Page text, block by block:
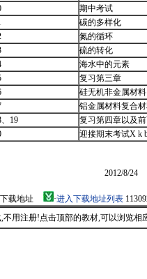
期中考试
碳的多样化
氮的循环
硫的转化
海水中的元素
复习第三章
硅无机非金属材料
铝金属材料复合
、19
复习第四章以及
迎接期末考试X k
8/24
下载地址 ·进入下载地址列表
用注册!点击顶部的教材,可以浏览